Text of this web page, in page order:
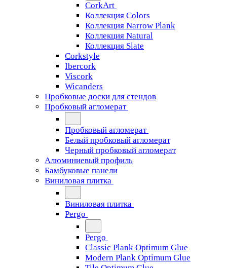
CorkArt
Коллекция Colors
Коллекция Narrow Plank
Коллекция Natural
Коллекция Slate
Corkstyle
Ibercork
Viscork
Wicanders
Пробковые доски для стендов
Пробковый агломерат
Пробковый агломерат
Белый пробковый агломерат
Черный пробковый агломерат
Алюминиевый профиль
Бамбуковые панели
Виниловая плитка
Виниловая плитка
Pergo
Pergo
Classic Plank Optimum Glue
Modern Plank Optimum Glue